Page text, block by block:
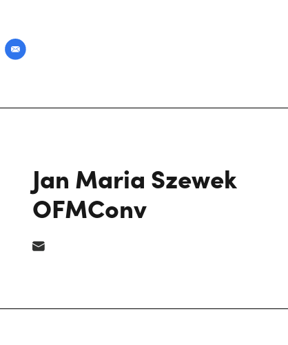
Jan Maria Szewek
OFMConv